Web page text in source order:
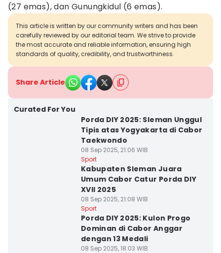
(27 emas), dan Gunungkidul (6 emas).
This article is written by our community writers and has been
carefully reviewed by our editorial team. We strive to provide
the most accurate and reliable information, ensuring high
standards of quality, credibility, and trustworthiness.
Share Article
Curated For You
Porda DIY 2025: Sleman Unggul
Tipis atas Yogyakarta di Cabor
Taekwondo
08 Sep 2025, 21:06 WIB
Sport
Kabupaten Sleman Juara
Umum Cabor Catur Porda DIY
XVII 2025
08 Sep 2025, 21:08 WIB
Sport
Porda DIY 2025: Kulon Progo
Dominan di Cabor Anggar
dengan 13 Medali
08 Sep 2025, 18:03 WIB